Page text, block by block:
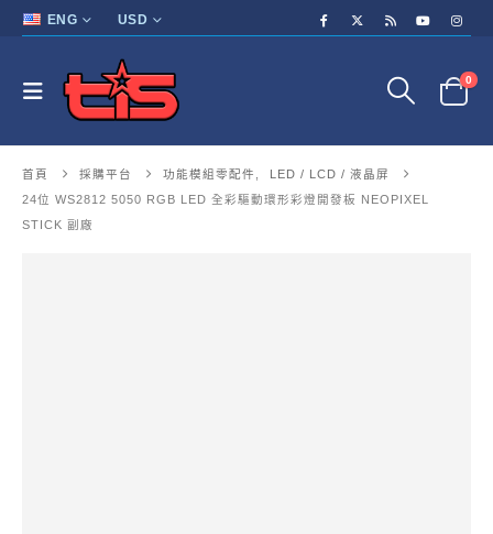
ENG USD
0
首頁 採購平台 功能模組零配件
LED / LCD / 液晶屏
24位 WS2812 5050 RGB LED 全彩驅動環形彩燈開發板 NEOPIXEL
STICK 副廠